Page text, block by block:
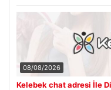
08/08/2026
Kelebek chat adresi İle